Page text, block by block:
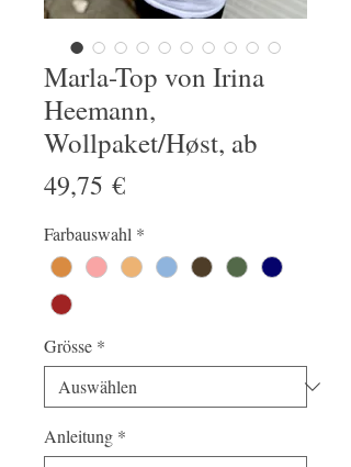
Marla-Top von Irina
Heemann,
Wollpaket/Høst, ab
49,75 €Preis
Farbauswahl *
Grösse *
Anleitung *